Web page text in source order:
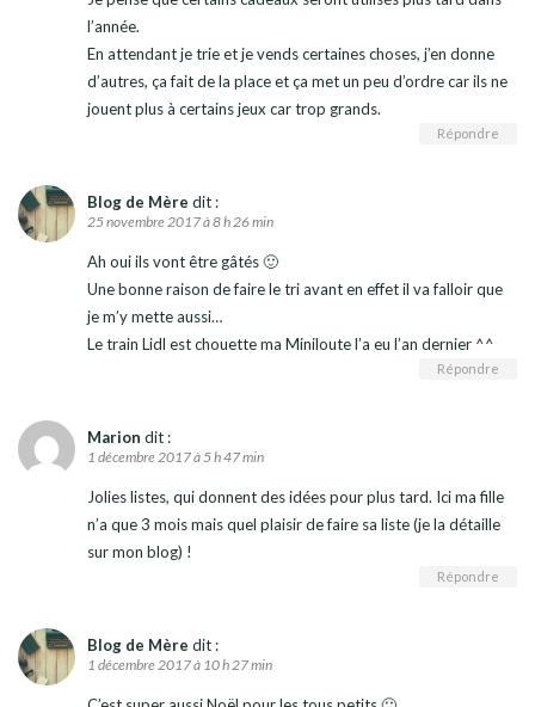
l’année.
En attendant je trie et je vends certaines choses, j’en donne
d’autres, ça fait de la place et ça met un peu d’ordre car ils ne
jouent plus à certains jeux car trop grands.
Répondre
Blog de Mère dit :
25 novembre 2017 à 8 h 26 min
Ah oui ils vont être gâtés 🙂
Une bonne raison de faire le tri avant en effet il va falloir que
je m’y mette aussi…
Le train Lidl est chouette ma Miniloute l’a eu l’an dernier ^^
Répondre
Marion dit :
1 décembre 2017 à 5 h 47 min
Jolies listes, qui donnent des idées pour plus tard. Ici ma fille
n’a que 3 mois mais quel plaisir de faire sa liste (je la détaille
sur mon blog) !
Répondre
Blog de Mère dit :
1 décembre 2017 à 10 h 27 min